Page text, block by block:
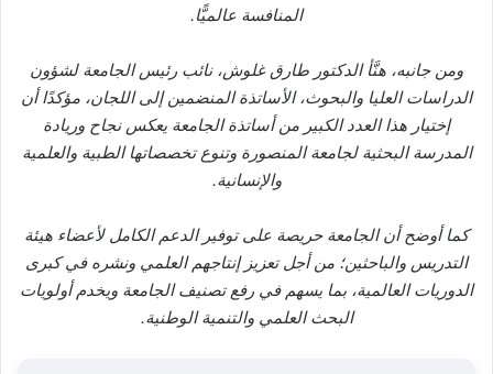
المنافسة عالميًّا.
ومن جانبه، هنَّأ الدكتور طارق غلوش، نائب رئيس الجامعة لشؤون
الدراسات العليا والبحوث، الأساتذة المنضمين إلى اللجان، مؤكدًا أن
إختيار هذا العدد الكبير من أساتذة الجامعة يعكس نجاح وريادة
المدرسة البحثية لجامعة المنصورة وتنوع تخصصاتها الطبية والعلمية
والإنسانية.
كما أوضح أن الجامعة حريصة على توفير الدعم الكامل لأعضاء هيئة
التدريس والباحثين؛ من أجل تعزيز إنتاجهم العلمي ونشره في كبرى
الدوريات العالمية، بما يسهم في رفع تصنيف الجامعة ويخدم أولويات
البحث العلمي والتنمية الوطنية.